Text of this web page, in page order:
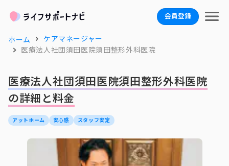
会員登録
ホーム
ケアマネージャー
医療法人社団須田医院須田整形外科医院
医療法人社団須田医院須田整形外科医院
の詳細と料金
アットホーム 安心感 スタッフ安定